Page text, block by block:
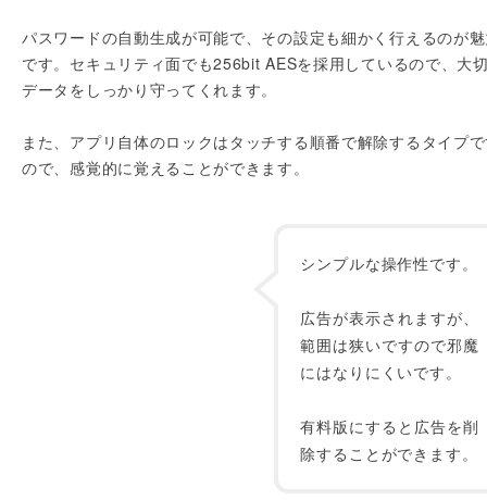
パスワードの自動生成が可能で、その設定も細かく行えるのが
です。セキュリティ面でも256bit AESを採用しているので、大
データをしっかり守ってくれます。
また、アプリ自体のロックはタッチする順番で解除するタイプ
ので、感覚的に覚えることができます。
シンプルな操作性です。
広告が表示されますが、
範囲は狭いですので邪魔
にはなりにくいです。
有料版にすると広告を削
除することができます。